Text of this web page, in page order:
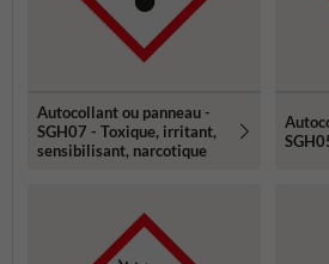
Autocollant ou panneau -
SGH07 - Toxique, irritant,
sensibilisant, narcotique